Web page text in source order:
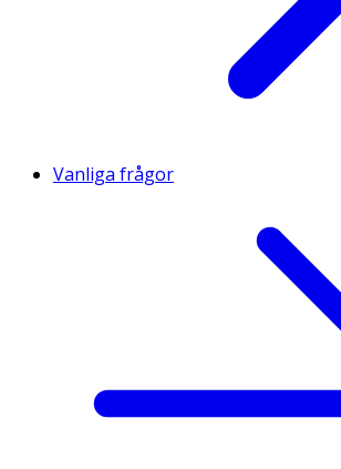
Vanliga frågor